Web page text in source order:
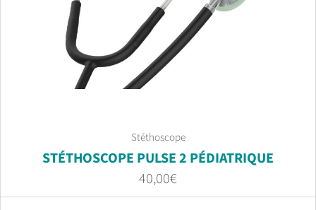
Stéthoscope
STÉTHOSCOPE PULSE 2 PÉDIATRIQUE
40,00€